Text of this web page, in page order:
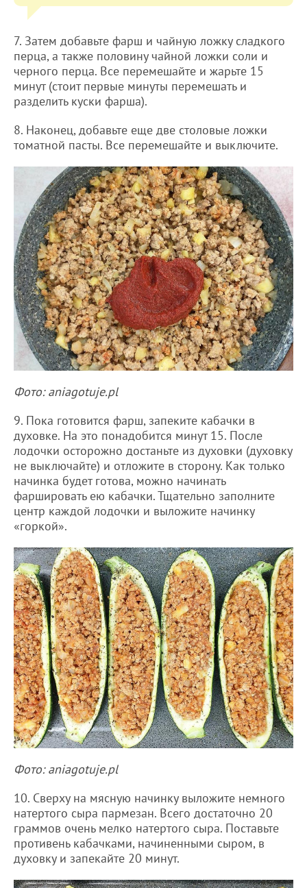
7. Затем добавьте фарш и чайную ложку сладкого
перца, а также половину чайной ложки соли и
черного перца. Все перемешайте и жарьте 15
минут (стоит первые минуты перемешать и
разделить куски фарша).
8. Наконец, добавьте еще две столовые ложки
томатной пасты. Все перемешайте и выключите.
Фото: aniagotuje.pl
9. Пока готовится фарш, запеките кабачки в
духовке. На это понадобится минут 15. После
лодочки осторожно достаньте из духовки (духовку
не выключайте) и отложите в сторону. Как только
начинка будет готова, можно начинать
фаршировать ею кабачки. Тщательно заполните
центр каждой лодочки и выложите начинку
«горкой».
Фото: aniagotuje.pl
10. Сверху на мясную начинку выложите немного
натертого сыра пармезан. Всего достаточно 20
граммов очень мелко натертого сыра. Поставьте
противень кабачками, начиненными сыром, в
духовку и запекайте 20 минут.